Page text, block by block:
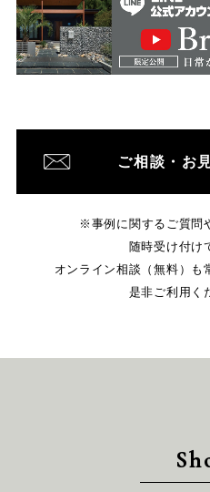
ご相談・お
※事例に関するご質問
随時受け付け
オンライン相談（無料）も
是非ご利用く